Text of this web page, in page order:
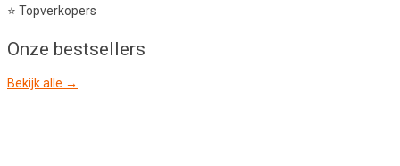
⭐ Topverkopers
Onze bestsellers
Bekijk alle →